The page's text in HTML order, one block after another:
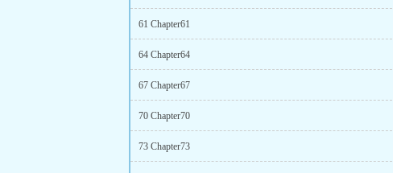
61 Chapter61
64 Chapter64
67 Chapter67
70 Chapter70
73 Chapter73